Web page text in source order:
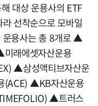
대상 운용사의 ETF
선착순으로 모바일
운용사는 총 8개로 ▲
래에셋자산운용
▲삼성액티브자산운
(ACE) ▲KB자산운용
▲트러스